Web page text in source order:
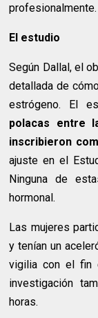
profesionalmente.
El estudio
Según Dallal, el
detallada de
estrógeno. El
polacas entre
inscribieron
ajuste en el
Ninguna de
hormonal.
Las mujeres
y tenían un
vigilia con el fin
investigación
horas.